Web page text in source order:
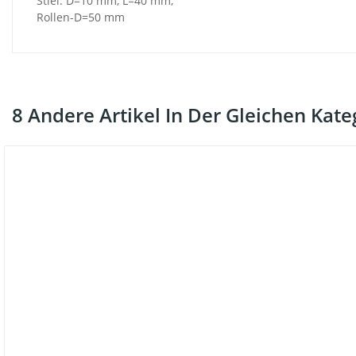
Rollen-D=50 mm
8 Andere Artikel In Der Gleichen